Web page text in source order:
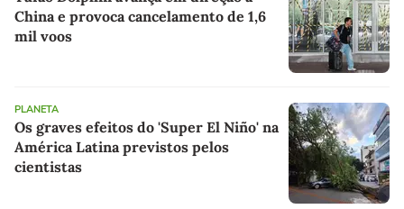
China e provoca cancelamento de 1,6
mil voos
PLANETA
Os graves efeitos do 'Super El Niño' na
América Latina previstos pelos
cientistas